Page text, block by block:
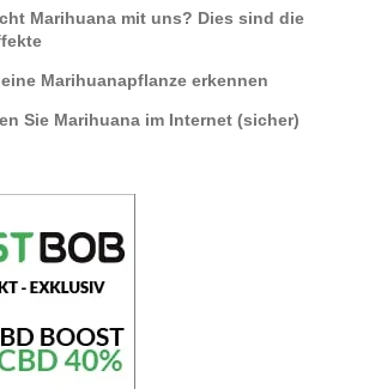
Marihuana mit uns? Dies sind die
Marihuanapflanze erkennen
Sie Marihuana im Internet (sicher)